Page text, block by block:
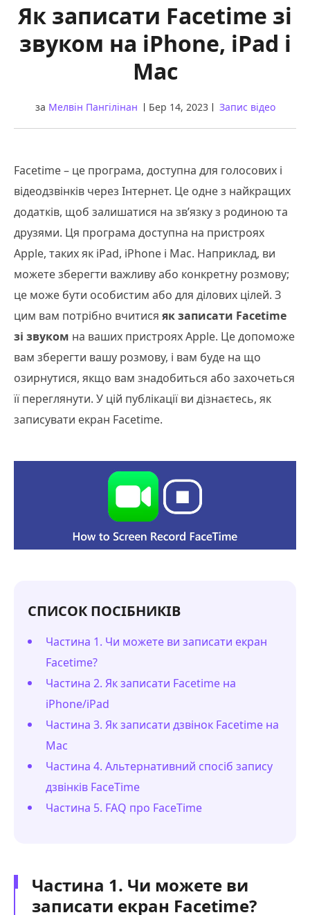
Як записати Facetime зі
звуком на iPhone, iPad і
Mac
за Мелвін Пангілінан Бер 14, 2023 Запис відео
Facetime – це програма, доступна для голосових і
відеодзвінків через Інтернет. Це одне з найкращих
додатків, щоб залишатися на зв’язку з родиною та
друзями. Ця програма доступна на пристроях
Apple, таких як iPad, iPhone і Mac. Наприклад, ви
можете зберегти важливу або конкретну розмову;
це може бути особистим або для ділових цілей. З
цим вам потрібно вчитися як записати Facetime
зі звуком на ваших пристроях Apple. Це допоможе
вам зберегти вашу розмову, і вам буде на що
озирнутися, якщо вам знадобиться або захочеться
її переглянути. У цій публікації ви дізнаєтесь, як
записувати екран Facetime.
СПИСОК ПОСІБНИКІВ
Частина 1. Чи можете ви записати екран
Facetime?
Частина 2. Як записати Facetime на
iPhone/iPad
Частина 3. Як записати дзвінок Facetime на
Mac
Частина 4. Альтернативний спосіб запису
дзвінків FaceTime
Частина 5. FAQ про FaceTime
Частина 1. Чи можете ви
записати екран Facetime?